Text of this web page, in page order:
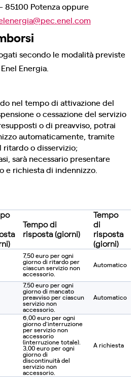
85100 Potenza oppure
secondo le modalità previste
Energia.
nel tempo di attivazione del
o cessazione del servizio
o di preavviso, potrai
automaticamente, tramite
ritardo o disservizio;
sarà necessario presentare
e richiesta di indennizzo.
Tempo di
risposta (giorni)
Tempo
di
risposta
(giorni)
7,50 euro per ogni
giorno di ritardo per
ciascun servizio non
accessorio.
Automatico
7,50 euro per ogni
giorno di mancato
preavviso per ciascun
servizio non
accessorio.
Automatico
6,00 euro per ogni
giorno d’interruzione
per servizio non
accessorio
(interruzione totale).
3,00 euro per ogni
giorno di
discontinuità del
servizio non
accessorio.
A richiesta